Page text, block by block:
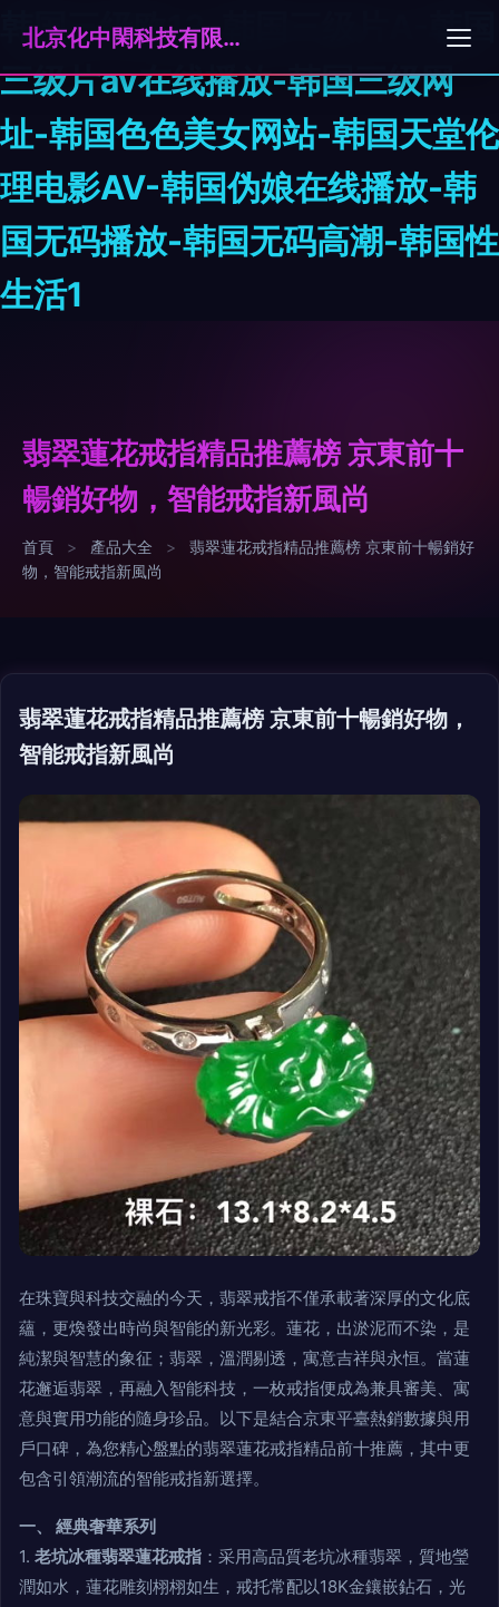
韩国三级欧13-韩国三级片A-韩国
三级片av在线播放-韩国三级网
址-韩国色色美女网站-韩国天堂伦
理电影AV-韩国伪娘在线播放-韩
国无码播放-韩国无码高潮-韩国性
生活1
北京化中閑科技有限公司
翡翠蓮花戒指精品推薦榜 京東前十
暢銷好物，智能戒指新風尚
首頁 > 產品大全 >
翡翠蓮花戒指精品推薦榜 京東前十暢銷好
物，智能戒指新風尚
翡翠蓮花戒指精品推薦榜 京東前十暢銷好物，
智能戒指新風尚
在珠寶與科技交融的今天，翡翠戒指不僅承載著深厚的文化底
蘊，更煥發出時尚與智能的新光彩。蓮花，出淤泥而不染，是
純潔與智慧的象征；翡翠，溫潤剔透，寓意吉祥與永恒。當蓮
花邂逅翡翠，再融入智能科技，一枚戒指便成為兼具審美、寓
意與實用功能的隨身珍品。以下是結合京東平臺熱銷數據與用
戶口碑，為您精心盤點的翡翠蓮花戒指精品前十推薦，其中更
包含引領潮流的智能戒指新選擇。
一、 經典奢華系列
1. 老坑冰種翡翠蓮花戒指 ：采用高品質老坑冰種翡翠，質地瑩
潤如水，蓮花雕刻栩栩如生，戒托常配以18K金鑲嵌鉆石，光